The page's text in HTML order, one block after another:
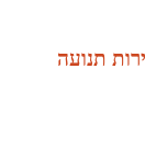
תנועה